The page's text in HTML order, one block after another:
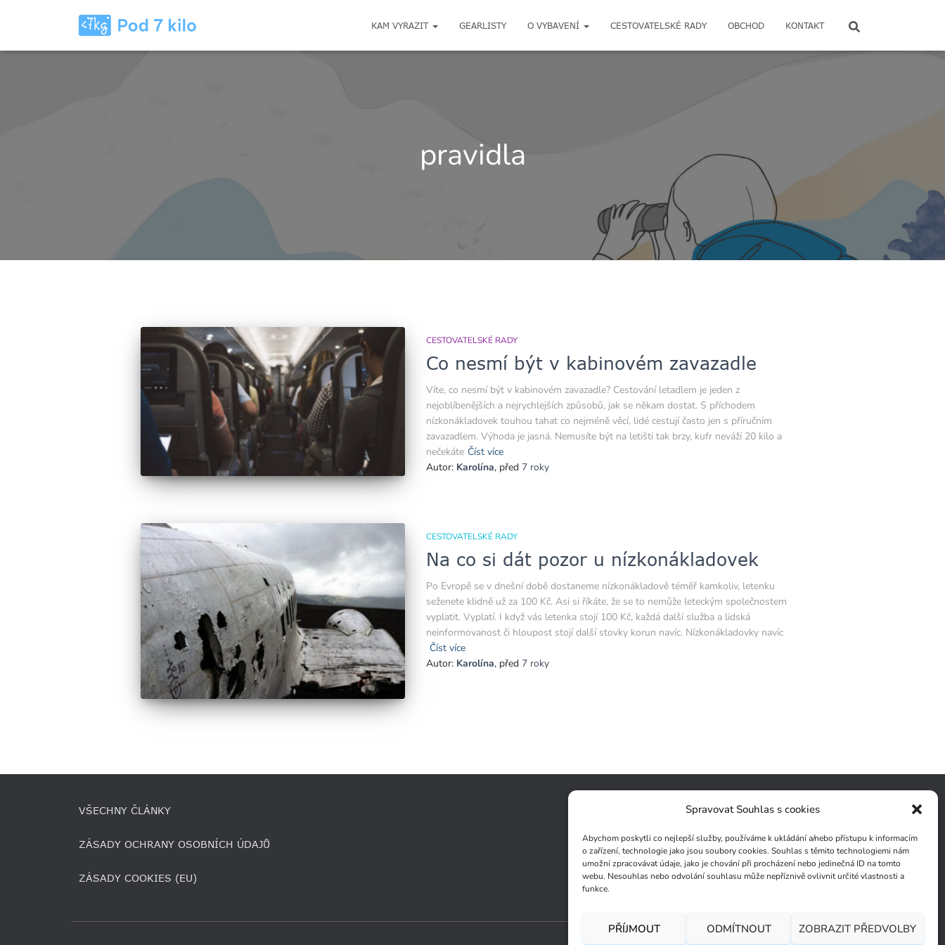
Spravovat Souhlas s cookies
Abychom poskytli co nejlepší služby, používáme k ukládání a/nebo přístupu k informacím
o zařízení, technologie jako jsou soubory cookies. Souhlas s těmito technologiemi nám
umožní zpracovávat údaje, jako je chování při procházení nebo jedinečná ID na tomto
webu. Nesouhlas nebo odvolání souhlasu může nepříznivě ovlivnit určité vlastnosti a
funkce.
PŘÍJMOUT ODMÍTNOUT ZOBRAZIT PŘEDVOLBY
KAM VYRAZIT GEARLISTY O VYBAVENÍ CESTOVATELSKÉ RADY OBCHOD KONTAKT
pravidla
CESTOVATELSKÉ RADY
Co nesmí být v kabinovém zavazadle
Víte, co nesmí být v kabinovém zavazadle? Cestování letadlem je jeden z
nejoblíbenějších a nejrychlejších způsobů, jak se někam dostat. S příchodem
nízkonákladovek touhou tahat co nejméně věcí, lidé cestují často jen s příručním
zavazadlem. Výhoda je jasná. Nemusíte být na letišti tak brzy, kufr neváží 20 kilo a
nečekáte Číst více
Autor: Karolína, před 7 roky
CESTOVATELSKÉ RADY
Na co si dát pozor u nízkonákladovek
Po Evropě se v dnešní době dostaneme nízkonákladově téměř kamkoliv, letenku
seženete klidně už za 100 Kč. Asi si říkáte, že se to nemůže leteckým společnostem
vyplatit. Vyplatí. I když vás letenka stojí 100 Kč, každá další služba a lidská
neinformovanost či hloupost stojí další stovky korun navíc. Nízkonákladovky navíc
Číst více
Autor: Karolína, před 7 roky
VŠECHNY ČLÁNKY
ZÁSADY OCHRANY OSOBNÍCH ÚDAJŮ
ZÁSADY COOKIES (EU)